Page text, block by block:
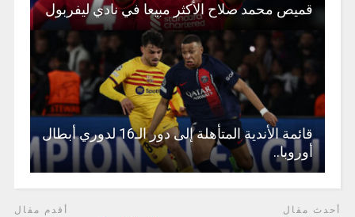
قميص محمد صلاح الأكثر مبيعا في نادي ليفربول
قائمة الأندية المتأهلة إلى دور الـ16 لدوري أبطال
أوروبا..
أحدث مقال أقدم مقال